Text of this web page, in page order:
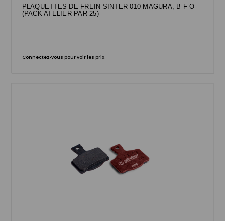
PLAQUETTES DE FREIN SINTER 010 MAGURA, B F O
(PACK ATELIER PAR 25)
Connectez-vous pour voir les prix.